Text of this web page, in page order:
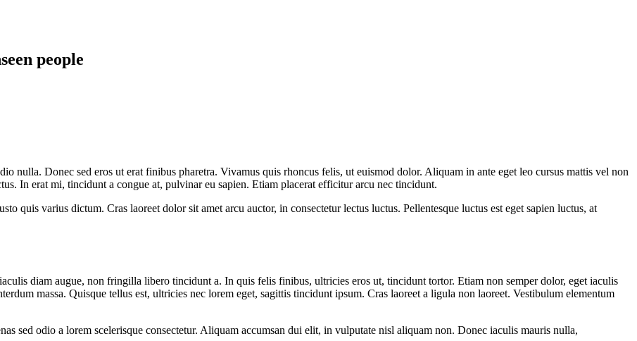
people
nulla. Donec sed eros ut erat finibus pharetra. Vivamus quis rhoncus felis, ut euismod dolor. Aliquam in ante eget leo cursus mattis vel non
In erat mi, tincidunt a congue at, pulvinar eu sapien. Etiam placerat efficitur arcu nec tincidunt.
quis varius dictum. Cras laoreet dolor sit amet arcu auctor, in consectetur lectus luctus. Pellentesque luctus est eget sapien luctus, at
diam augue, non fringilla libero tincidunt a. In quis felis finibus, ultricies eros ut, tincidunt tortor. Etiam non semper dolor, eget iaculis
massa. Quisque tellus est, ultricies nec lorem eget, sagittis tincidunt ipsum. Cras laoreet a ligula non laoreet. Vestibulum elementum
sed odio a lorem scelerisque consectetur. Aliquam accumsan dui elit, in vulputate nisl aliquam non. Donec iaculis mauris nulla,